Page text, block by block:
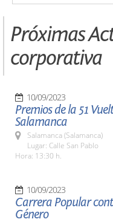
Próximas
corporativa
10/09/2023
Premios de la 51
Salamanca
Salamanca (Salamanca)
Lugar: Calle San Pablo
Hora: 13:30 h.
10/09/2023
Carrera Popular
Género